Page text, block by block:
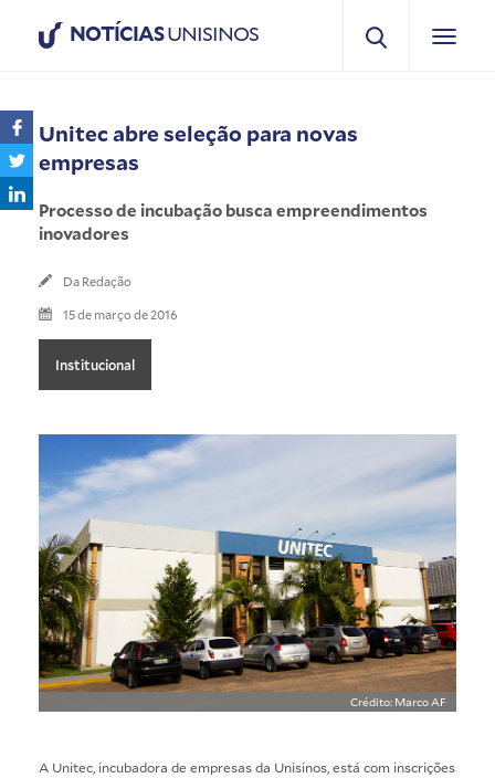
NOTÍCIASUNISINOS
Unitec abre seleção para novas
empresas
Processo de incubação busca empreendimentos
inovadores
Da Redação
15 de março de 2016
Institucional
Crédito: Marco AF
A Unitec , incubadora de empresas da Unisinos, está com inscrições